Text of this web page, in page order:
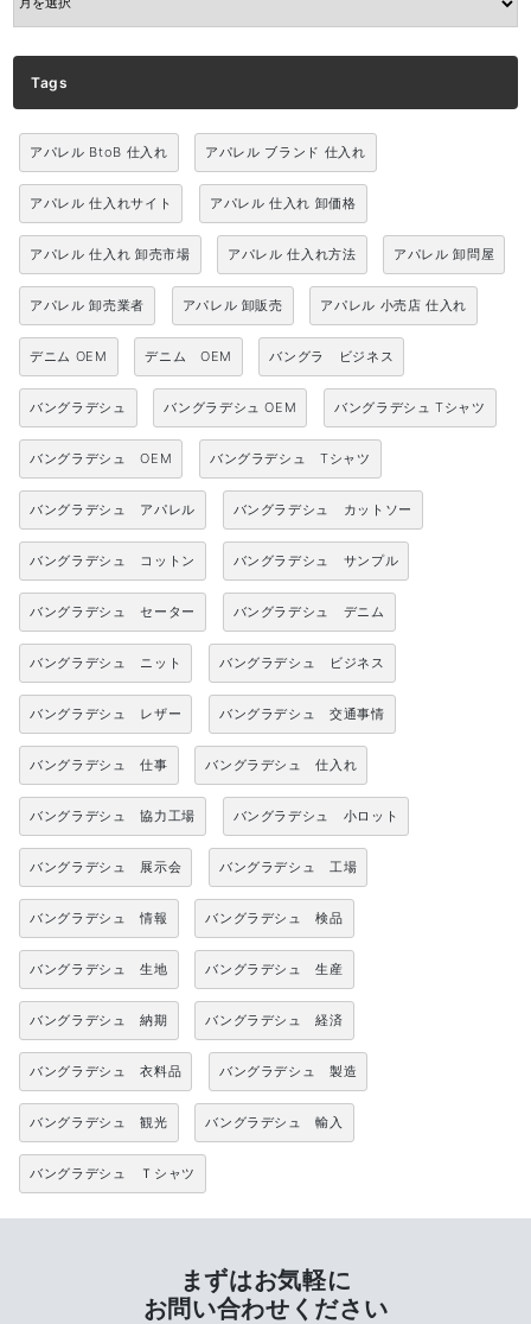
Tags
アパレル BtoB 仕入れ アパレル ブランド 仕入れ
アパレル 仕入れサイト アパレル 仕入れ 卸価格
アパレル 仕入れ 卸売市場 アパレル 仕入れ方法 アパレル 卸問屋
アパレル 卸売業者 アパレル 卸販売 アパレル 小売店 仕入れ
デニム OEM デニム OEM バングラ ビジネス
バングラデシュ バングラデシュ OEM バングラデシュ Tシャツ
バングラデシュ OEM バングラデシュ Tシャツ
バングラデシュ アパレル バングラデシュ カットソー
バングラデシュ コットン バングラデシュ サンプル
バングラデシュ セーター バングラデシュ デニム
バングラデシュ ニット バングラデシュ ビジネス
バングラデシュ レザー バングラデシュ 交通事情
バングラデシュ 仕事 バングラデシュ 仕入れ
バングラデシュ 協力工場 バングラデシュ 小ロット
バングラデシュ 展示会 バングラデシュ 工場
バングラデシュ 情報 バングラデシュ 検品
バングラデシュ 生地 バングラデシュ 生産
バングラデシュ 納期 バングラデシュ 経済
バングラデシュ 衣料品 バングラデシュ 製造
バングラデシュ 観光 バングラデシュ 輸入
バングラデシュ Ｔシャツ
まずはお気軽に
お問い合わせください